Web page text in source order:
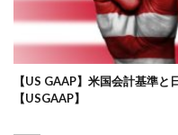
【US GAAP】米国会計基準
【USGAAP】